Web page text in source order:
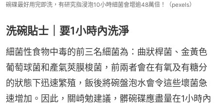
碗碟最好用完即洗，有研究指浸泡10小時細菌會增逾48萬倍！（pexels）
洗碗貼士｜要1小時內洗淨
細菌性食物中毒的前三名細菌為：曲狀桿菌、金黃色
葡萄球菌和產氣莢膜梭菌，前兩者會在有氧及有糖分
的狀態下迅速繁殖，飯後將碗盤泡水會令這些壞菌急
速增加。因此，關崎勉建議，髒碗碟應盡量在1小時內